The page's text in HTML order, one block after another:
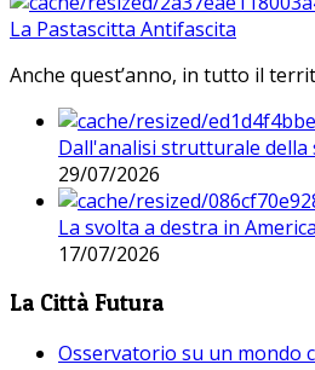
La Pastascitta Antifascita
Anche quest’anno, in tutto il
Dall'analisi strutturale della
29/07/2026
La svolta a destra in
17/07/2026
La Città Futura
Osservatorio su un mondo